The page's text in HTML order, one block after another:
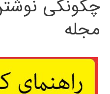
چگونگی
مجله